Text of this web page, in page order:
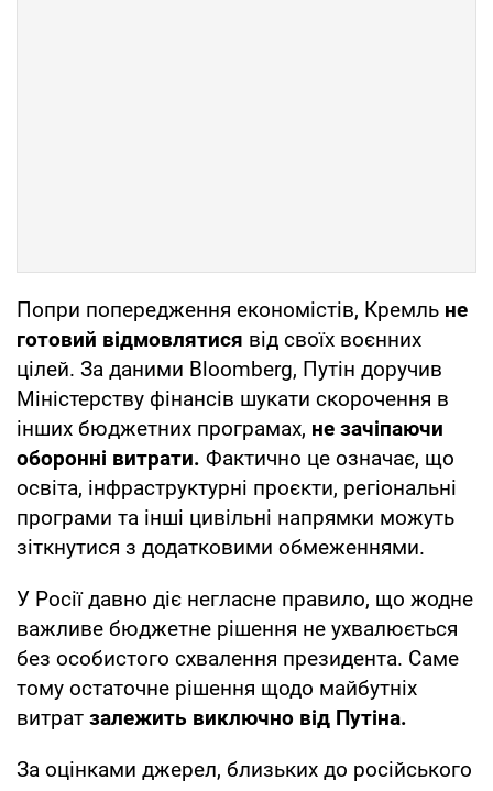
Попри попередження економістів, Кремль не
готовий відмовлятися від своїх воєнних
цілей. За даними Bloomberg, Путін доручив
Міністерству фінансів шукати скорочення в
інших бюджетних програмах, не зачіпаючи
оборонні витрати. Фактично це означає, що
освіта, інфраструктурні проєкти, регіональні
програми та інші цивільні напрямки можуть
зіткнутися з додатковими обмеженнями.
У Росії давно діє негласне правило, що жодне
важливе бюджетне рішення не ухвалюється
без особистого схвалення президента. Саме
тому остаточне рішення щодо майбутніх
витрат залежить виключно від Путіна.
За оцінками джерел, близьких до російського